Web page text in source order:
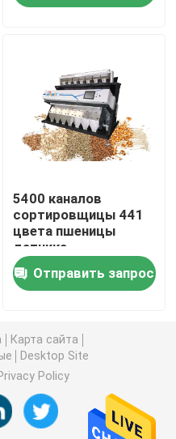
5400 каналов
сортировщицы 441
цвета пшеницы
датчика
изображения CCD
пикселов
Отправить запрос
Карта сайта
Desktop Site
Policy